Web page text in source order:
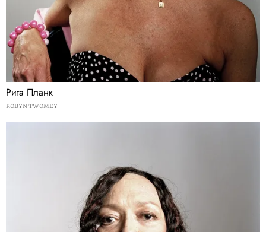
Рита Планк
ROBYN TWOMEY